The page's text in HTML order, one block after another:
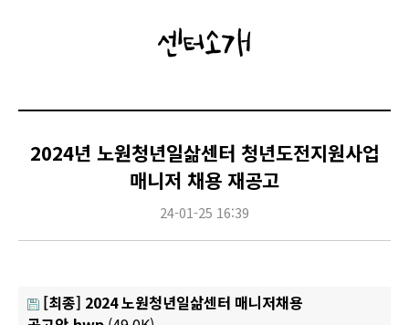
센터소개
2024년 노원청년일삶센터 청년도전지원사업
매니저 채용 재공고
24-01-25 16:39
[최종] 2024 노원청년일삶센터 매니저채용